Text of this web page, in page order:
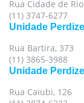
Rua Cidade de
(11) 3747-6277
Unidade
Rua Bartira, 373
(11) 3865-3988
Unidade
Rua Caiubi, 126